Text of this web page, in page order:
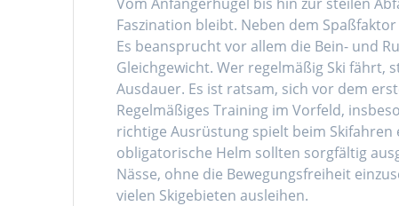
Faszination bleibt. Neben dem
Es beansprucht vor allem die Bein- und
Gleichgewicht. Wer regelmäßig Ski fährt,
Ausdauer. Es ist ratsam, sich vor dem
Regelmäßiges Training im Vorfeld,
richtige Ausrüstung spielt beim Skifahren
obligatorische Helm sollten sorgfältig
Nässe, ohne die Bewegungsfreiheit
vielen Skigebieten ausleihen.